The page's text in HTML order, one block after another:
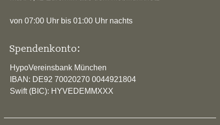
von 07:00 Uhr bis 01:00 Uhr nachts
Spendenkonto:
HypoVereinsbank München
IBAN: DE92 70020270 0044921804
Swift (BIC): HYVEDEMMXXX